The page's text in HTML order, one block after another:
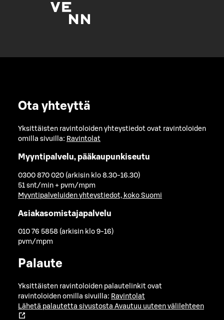
Ota yhteyttä
Yksittäisten ravintoloiden yhteystiedot ovat ravintoloiden
omilla sivuilla: Ravintolat
Myyntipalvelu, pääkaupunkiseutu
0300 870 020 (arkisin klo 8.30-16.30)
51 snt/min + pvm/mpm
Myyntipalveluiden yhteystiedot, koko Suomi
Asiakasomistajapalvelu
010 76 5858 (arkisin klo 9-16)
pvm/mpm
Palaute
Yksittäisten ravintoloiden palautelinkit ovat
ravintoloiden omilla sivuilla: Ravintolat
Lähetä palautetta sivustosta Avautuu uuteen välilehteen